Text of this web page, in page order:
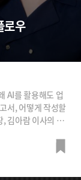
로우
AI를 활용해도 업
서, 어떻게 작성할
김아람 이사의 워
프로세스 시나